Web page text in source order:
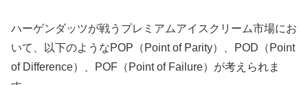
ハーゲンダッツが戦うプレミアムアイスクリーム市場にお
いて、以下のようなPOP（Point of Parity）、POD（Point
of Difference）、POF（Point of Failure）が考えられま